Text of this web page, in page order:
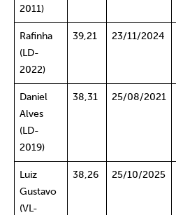
2011)
Rafinha
(LD-
2022)
39,21 23/11/2024
Daniel
Alves
(LD-
2019)
38,31 25/08/2021
Luiz
Gustavo
(VL-
38,26 25/10/2025